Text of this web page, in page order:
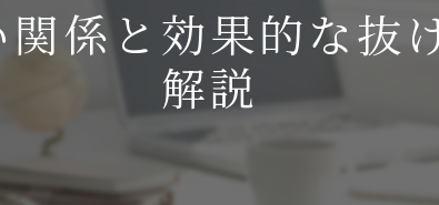
係と効果的な抜
解説